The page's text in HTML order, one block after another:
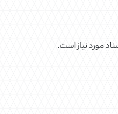
مورد نیاز است.